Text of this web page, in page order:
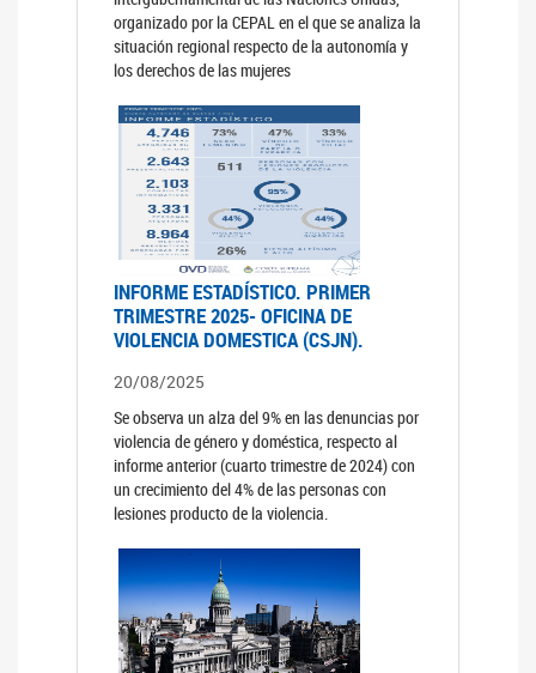
organizado por la CEPAL en el que se analiza la
situación regional respecto de la autonomía y
los derechos de las mujeres
INFORME ESTADÍSTICO. PRIMER
TRIMESTRE 2025- OFICINA DE
VIOLENCIA DOMESTICA (CSJN).
20/08/2025
Se observa un alza del 9% en las denuncias por
violencia de género y doméstica, respecto al
informe anterior (cuarto trimestre de 2024) con
un crecimiento del 4% de las personas con
lesiones producto de la violencia.